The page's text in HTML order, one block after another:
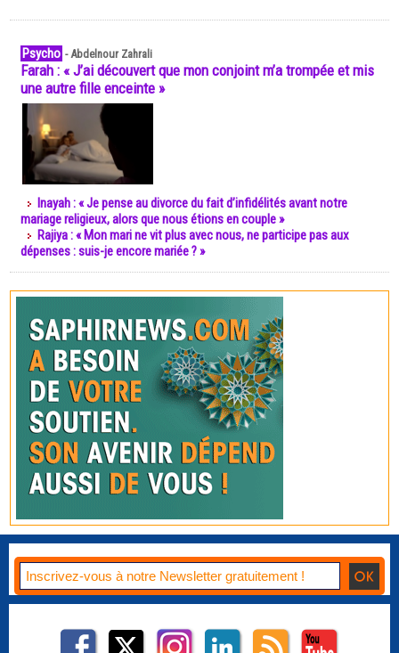
Psycho -Abdelnour Zahrali
Farah : « J’ai découvert que mon conjoint m’a trompée et mis
une autre fille enceinte »
Inayah : « Je pense au divorce du fait d’infidélités avant notre
mariage religieux, alors que nous étions en couple »
Rajiya : « Mon mari ne vit plus avec nous, ne participe pas aux
dépenses : suis-je encore mariée ? »